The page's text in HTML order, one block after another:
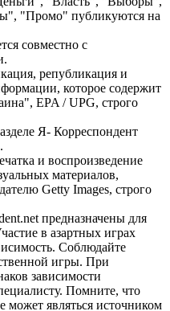
"Промо" публикуются на
совместно с
републикация и
которое содержит
EPA / UPG, строго
Я- Корреспондент
и воспроизведение
материалов,
Getty Images, строго
предназначены для
в азартных играх
Соблюдайте
игры. При
зависимости
Помните, что
может являться источником